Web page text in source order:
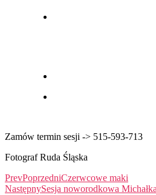
Zamów termin sesji -> 515-593-713
Fotograf Ruda Śląska
PrevPoprzedniCzerwcowe maki
NastępnySesja noworodkowa Michałka